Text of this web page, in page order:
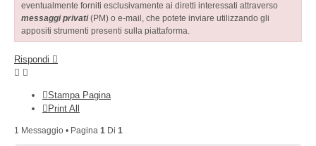
eventualmente forniti esclusivamente ai diretti interessati attraverso
messaggi privati(PM) o e-mail, che potete inviare utilizzando gli
appositi strumenti presenti sulla piattaforma.
Rispondi
Stampa Pagina
Print All
1 Messaggio • Pagina 1 Di 1